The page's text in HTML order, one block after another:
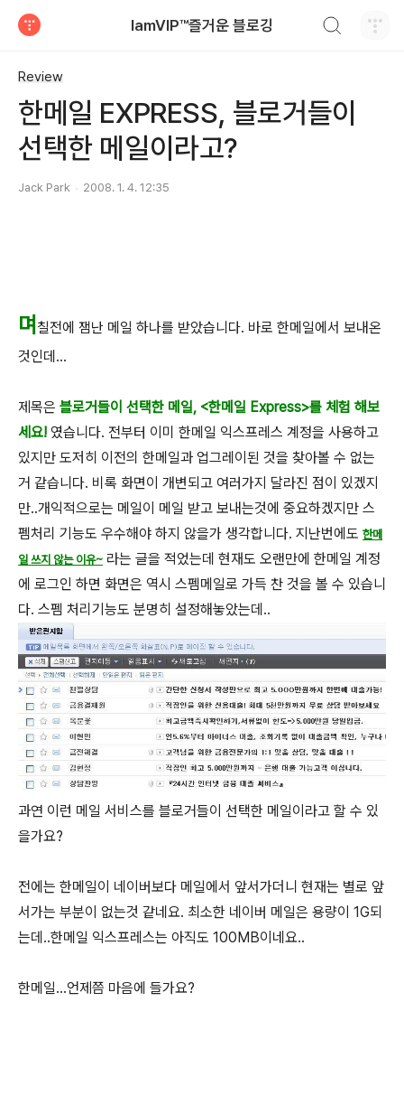
IamVIP™즐거운 블로깅
Review
한메일 EXPRESS, 블로거들이
선택한 메일이라고?
Jack Park 2008. 1. 4. 12:35
며 칠전에 잼난 메일 하나를 받았습니다. 바로 한메일에서 보내온
것인데...
제목은 블로거들이 선택한 메일, <한메일 Express>를 체험 해보
세요! 였습니다. 전부터 이미 한메일 익스프레스 계정을 사용하고
있지만 도저히 이전의 한메일과 업그레이된 것을 찾아볼 수 없는
거 같습니다. 비록 화면이 개변되고 여러가지 달라진 점이 있겠지
만..개익적으로는 메일이 메일 받고 보내는것에 중요하겠지만 스
펨처리 기능도 우수해야 하지 않을가 생각합니다. 지난번에도 한메
일 쓰지 않는 이유~ 라는 글을 적었는데 현재도 오랜만에 한메일 계정
에 로그인 하면 화면은 역시 스펨메일로 가득 찬 것을 볼 수 있습니
다. 스펨 처리기능도 분명히 설정해놓았는데..
과연 이런 메일 서비스를 블로거들이 선택한 메일이라고 할 수 있
을가요?
전에는 한메일이 네이버보다 메일에서 앞서가더니 현재는 별로 앞
서가는 부분이 없는것 같네요. 최소한 네이버 메일은 용량이 1G되
는데..한메일 익스프레스는 아직도 100MB이네요..
한메일...언제쯤 마음에 들가요?